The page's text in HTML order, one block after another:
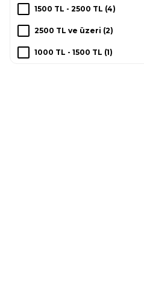
1500 TL - 2500 TL (4)
2500 TL ve üzeri (2)
1000 TL - 1500 TL (1)